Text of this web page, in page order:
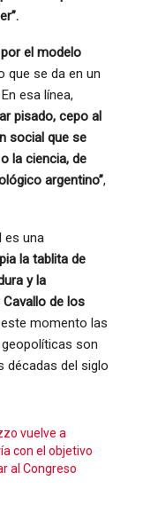
el modelo
que se da en un
esa línea,
pisado, cepo al
social que se
la ciencia, de
argentino”,
es una
la tablita de
y la
de los
momento las
son
décadas del siglo
vuelve a
con el objetivo
al Congreso